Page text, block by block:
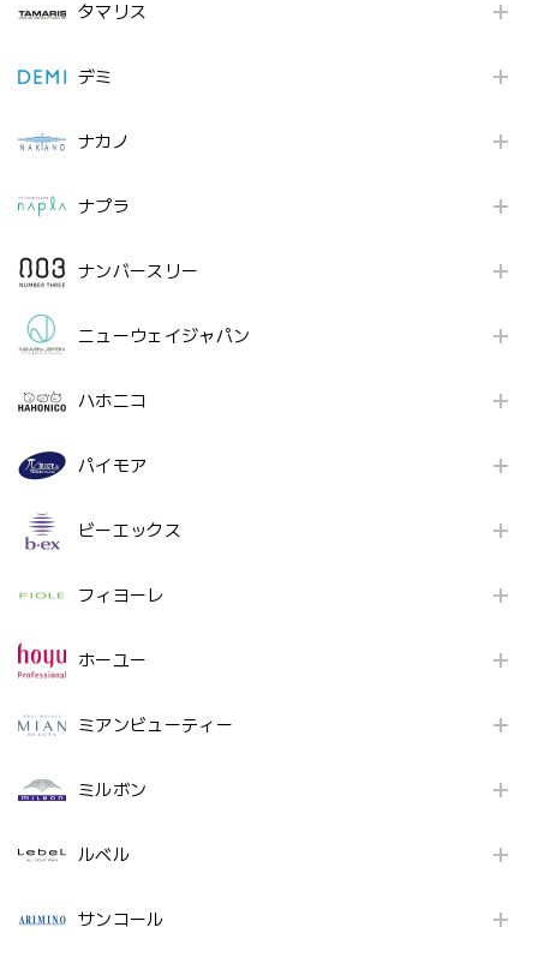
タマリス
デミ
ナカノ
ナプラ
ナンバースリー
ニューウェイジャパン
ハホニコ
パイモア
ビーエックス
フィヨーレ
ホーユー
ミアンビューティー
ミルボン
ルベル
サンコール